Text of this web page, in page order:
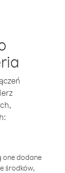
one dodane
środków,